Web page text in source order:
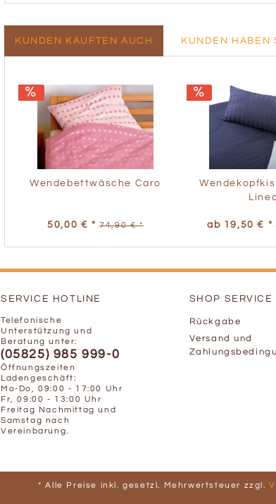
KUNDEN KAUFTEN AUCH KUNDEN HABEN
Wendebettwäsche Caro
50,00 € * 74,90 € * ab 19,50 € *
SERVICE HOTLINE
Telefonische
Unterstützung und
Beratung unter:
(05825) 985 999-0
Öffnungszeiten
Ladengeschäft:
Mo-Do, 09:00 - 17:00 Uhr
Fr, 09:00 - 13:00 Uhr
Freitag Nachmittag und
Samstag nach
Vereinbarung.
SHOP SERVICE
Rückgabe
Versand und
* Alle Preise inkl. gesetzl. Mehrwertsteuer zzgl.